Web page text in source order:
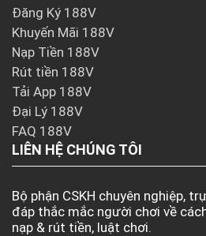
Đăng Ký 188V
Khuyến Mãi 188V
Nạp Tiền 188V
Rút tiền 188V
Tải App 188V
Đại Lý 188V
FAQ 188V
LIÊN HỆ CHÚNG TÔI
Bộ phận CSKH chuyên nghiệp,
đáp thắc mắc người chơi về
nạp & rút tiền, luật chơi.